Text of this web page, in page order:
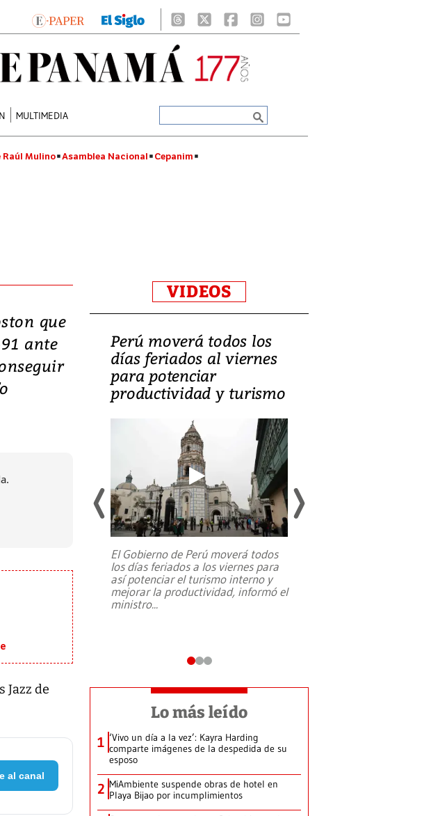
MULTIMEDIA
Raúl Mulino Asamblea Nacional Cepanim
que
ante
Jazz de
al canal
VIDEOS
su
y
su
Perú moverá todos los
días feriados al viernes
para potenciar
productividad y turismo
El Gobierno de Perú moverá todos
los días feriados a los viernes para
así potenciar el turismo interno y
mejorar la productividad, informó el
ministro...
Lo más leído
1 ‘Vivo un día a la vez’: Kayra Harding
comparte imágenes de la despedida de su
esposo
2 MiAmbiente suspende obras de hotel en
Playa Bijao por incumplimientos